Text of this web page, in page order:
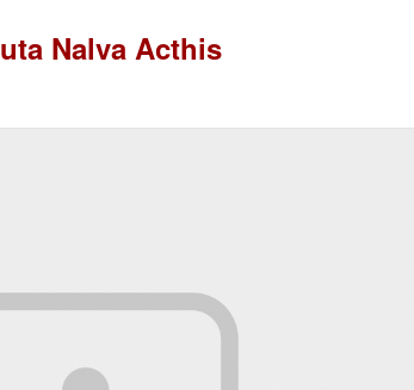
Nalva Acthis